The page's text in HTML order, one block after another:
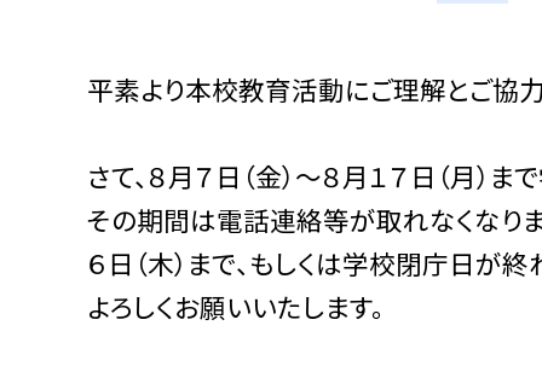
平素より本校教育活動にご理解とご協
さて、８月７日（金）〜８月１７日（月）
その期間は電話連絡等が取れなくなり
６日（木）まで、もしくは学校閉庁日が
よろしくお願いいたします。